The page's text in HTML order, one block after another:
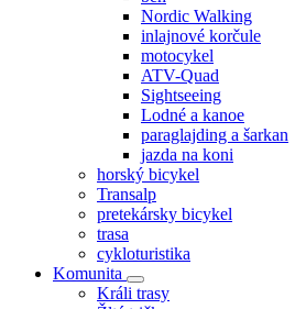
Nordic Walking
inlajnové korčule
motocykel
ATV-Quad
Sightseeing
Lodné a kanoe
paraglajding a šarkan
jazda na koni
horský bicykel
Transalp
pretekársky bicykel
trasa
cykloturistika
Komunita
Králi trasy